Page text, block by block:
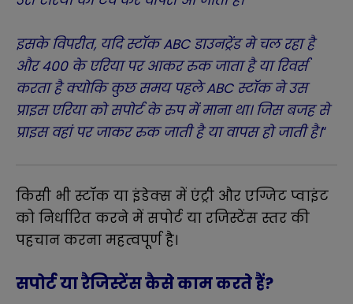
इसके विपरीत, यदि स्टॉक ABC डाउनट्रेंड मे चल रहा है
और 400 के एरिया पर आकर रुक जाता है या रिवर्स
करता है क्योकि कुछ समय पहले ABC स्टॉक ने उस
प्राइस एरिया को सपोर्ट के रुप में माना था। जिस बजह से
प्राइस वहां पर जाकर रुक जाती है या वापस हो जाती है।“
किसी भी स्टॉक या इंडेक्स में एंट्री और एग्जिट प्वाइंट
को निर्धारित करने में सपोर्ट या रजिस्टेंस स्तर की
पहचान करना महत्वपूर्ण है।
सपोर्ट या रैजिस्टेंस कैसे काम करते हैं?